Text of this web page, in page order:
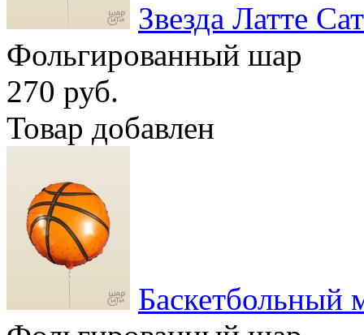
Звезда Латте
Фольгированный шар
270 руб.
Товар добавлен
Баскетбольный